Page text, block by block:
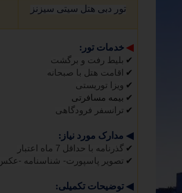
تور دبی هتل سیتی سیزنز
◀ خدمات تور:
✔ بلیط رفت و برگشت
✔
اقامت هتل با صبحانه
✔ ویزا توریستی
✔ بیمه مسافرتی
✔ ترانسفر فرودگاهی
◀ مدارک مورد نیاز:
✔ گذرنامه با حداقل 7 ماه اعتبار
✔ تصویر پاسپورت- شناسنامه -
◀توضیحات تکمیلی: